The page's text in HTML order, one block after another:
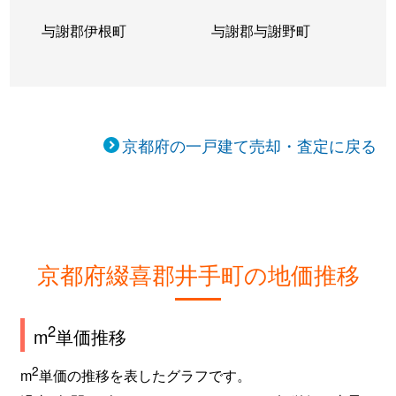
与謝郡伊根町 与謝郡与謝野町
京都府の一戸建て売却・査定に戻る
京都府綴喜郡井手町の地価推移
m2単価推移
m2単価の推移を表したグラフです。